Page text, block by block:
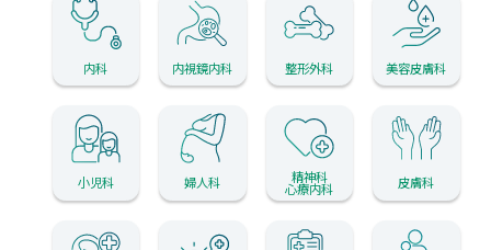
内科 内視鏡内科 整形外科 美容皮膚科
小児科 婦人科 精神科
心療内科 皮膚科